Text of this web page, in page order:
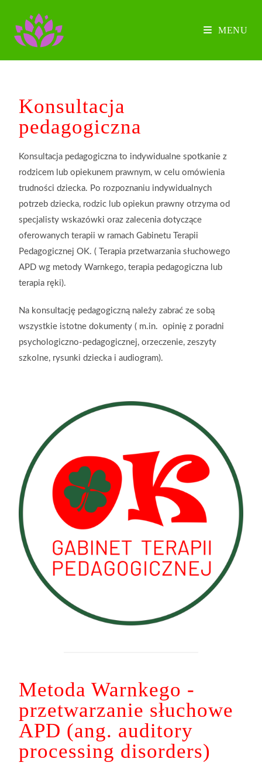
MENU
Konsultacja
pedagogiczna
Konsultacja pedagogiczna to indywidualne spotkanie z
rodzicem lub opiekunem prawnym, w celu omówienia
trudności dziecka. Po rozpoznaniu indywidualnych
potrzeb dziecka, rodzic lub opiekun prawny otrzyma od
specjalisty wskazówki oraz zalecenia dotyczące
oferowanych terapii w ramach Gabinetu Terapii
Pedagogicznej OK. ( Terapia przetwarzania słuchowego
APD wg metody Warnkego, terapia pedagogiczna lub
terapia ręki).
Na konsultację pedagogiczną należy zabrać ze sobą
wszystkie istotne dokumenty ( m.in. opinię z poradni
psychologiczno-pedagogicznej, orzeczenie, zeszyty
szkolne, rysunki dziecka i audiogram).
Metoda Warnkego -
przetwarzanie słuchowe
APD (ang. auditory
processing disorders)